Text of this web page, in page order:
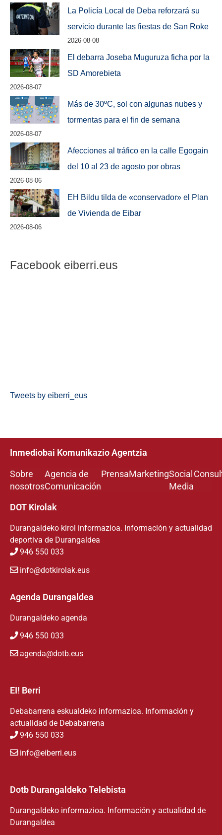
La Policía Local de Deba reforzará su
servicio durante las fiestas de San Roke
2026-08-08
El debarra Joseba Muguruza ficha por la
SD Amorebieta
2026-08-07
Más de 30ºC, sol con algunas nubes y
tormentas para el fin de semana
2026-08-07
Afecciones al tráfico en la calle Egogain
del 10 al 23 de agosto por obras
2026-08-06
EH Bildu tilda de «conservador» el Plan
de Vivienda de Eibar
2026-08-06
Facebook eiberri.eus
Tweets by eiberri_eus
Inmediobai Komunikazio Agentzia
Sobre
nosotros
Agencia de
Comunicación
PrensaMarketingSocial
Media
DOT Kirolak
Durangaldeko kirol informazioa. Información y actualidad
deportiva de Durangaldea
946 550 033
info@dotkirolak.eus
Agenda Durangaldea
Durangaldeko agenda
946 550 033
agenda@dotb.eus
EI! Berri
Debabarrena eskualdeko informazioa. Información y
actualidad de Debabarrena
946 550 033
info@eiberri.eus
Dotb Durangaldeko Telebista
Durangaldeko informazioa. Información y actualidad de
Durangaldea